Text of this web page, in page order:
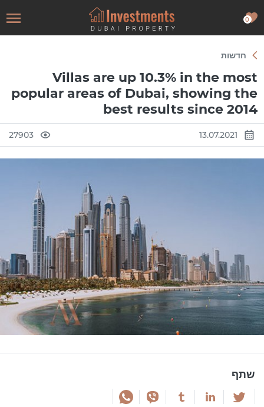
0
חדשות
Villas are up 10.3% in the most
popular areas of Dubai, showing the
best results since 2014
13.07.2021
27903
שתף